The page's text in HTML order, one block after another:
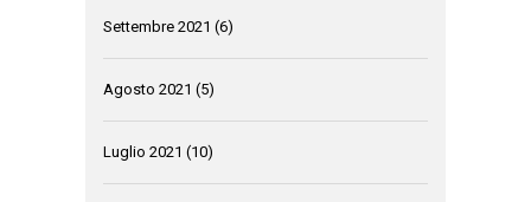
Settembre 2021 (6)
Agosto 2021 (5)
Luglio 2021 (10)